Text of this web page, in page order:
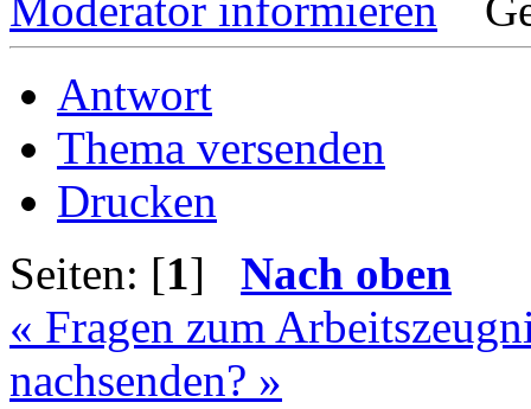
Moderator informieren
Antwort
Thema versenden
Drucken
Seiten: [1] Nach oben
« Fragen zum
nachsenden? »